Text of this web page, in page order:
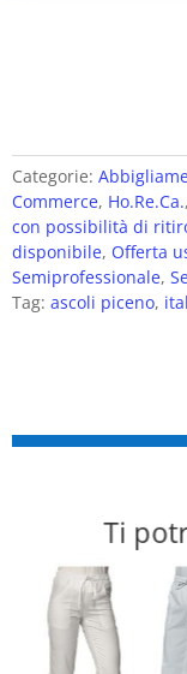
Categorie:
Commerce, Ho.Re.Ca.,
con possibilità di
disponibile, Offerta
Semiprofessionale,
Tag: ascoli piceno,
Ti